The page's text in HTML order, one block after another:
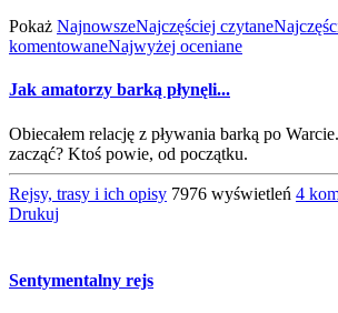
Pokaż NajnowszeNajczęściej czytane
komentowaneNajwyżej oceniane
Jak amatorzy barką płynęli...
Obiecałem relację z pływania barką po
zacząć? Ktoś powie, od początku.
Rejsy, trasy i ich opisy 7976 wyświetleń 4
Drukuj
Sentymentalny rejs